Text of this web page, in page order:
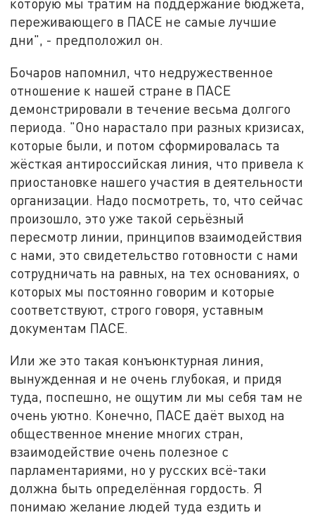
которую мы тратим на поддержание бюджета,
переживающего в ПАСЕ не самые лучшие
дни", - предположил он.
Бочаров напомнил, что недружественное
отношение к нашей стране в ПАСЕ
демонстрировали в течение весьма долгого
периода. "Оно нарастало при разных кризисах,
которые были, и потом сформировалась та
жёсткая антироссийская линия, что привела к
приостановке нашего участия в деятельности
организации. Надо посмотреть, то, что сейчас
произошло, это уже такой серьёзный
пересмотр линии, принципов взаимодействия
с нами, это свидетельство готовности с нами
сотрудничать на равных, на тех основаниях, о
которых мы постоянно говорим и которые
соответствуют, строго говоря, уставным
документам ПАСЕ.
Или же это такая конъюнктурная линия,
вынужденная и не очень глубокая, и придя
туда, поспешно, не ощутим ли мы себя там не
очень уютно. Конечно, ПАСЕ даёт выход на
общественное мнение многих стран,
взаимодействие очень полезное с
парламентариями, но у русских всё-таки
должна быть определённая гордость. Я
понимаю желание людей туда ездить и